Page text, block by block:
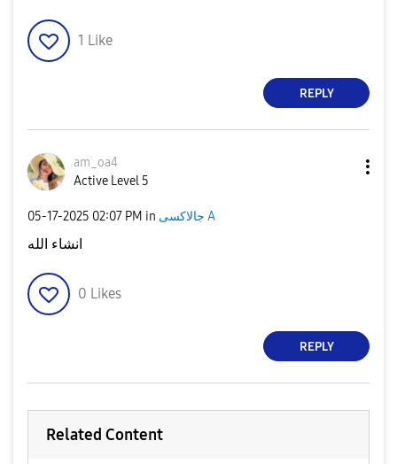
1 Like
REPLY
am_oa4
Active Level 5
‎05-17-2025 02:07 PM in جالاكسى A
انشاء الله
0 Likes
REPLY
Related Content